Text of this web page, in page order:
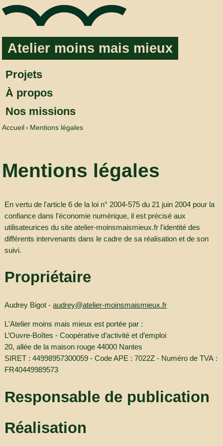
Aller au contenu
Atelier moins mais mieux
Projets
À propos
Nos missions
Accueil Mentions légales
Mentions légales
En vertu de l'article 6 de la loi n° 2004-575 du 21 juin 2004 pour la
confiance dans l'économie numérique, il est précisé aux
utilisateurices du site atelier-moinsmaismieux.fr l'identité des
différents intervenants dans le cadre de sa réalisation et de son
suivi.
Propriétaire
Audrey Bigot -audrey@atelier-moinsmaismieux.fr
L'Atelier moins mais mieux est portée par :
L’Ouvre-Boîtes - Coopérative d’activité et d’emploi
20, allée de la maison rouge 44000 Nantes
SIRET : 44998957300059 - Code APE : 7022Z - Numéro de TVA :
FR40449989573
Responsable de publication
Réalisation